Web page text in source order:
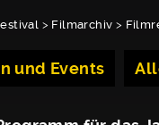
> Filmarchiv >
und Events